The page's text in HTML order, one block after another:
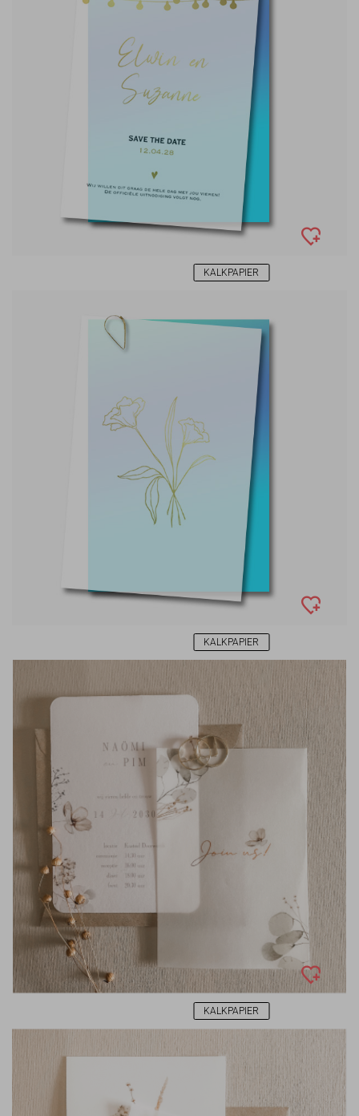
KALKPAPIER
KALKPAPIER
KALKPAPIER